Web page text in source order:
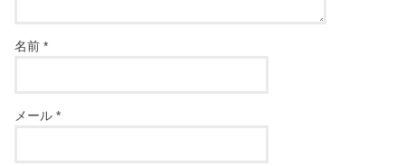
名前*
メール*